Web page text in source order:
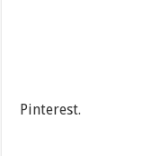
Pinterest.